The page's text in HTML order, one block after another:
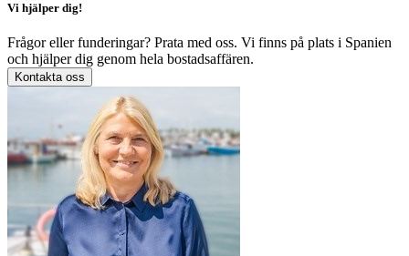
Vi hjälper dig!
Frågor eller funderingar? Prata med oss. Vi finns på plats i Spanien
och hjälper dig genom hela bostadsaffären.
Kontakta oss